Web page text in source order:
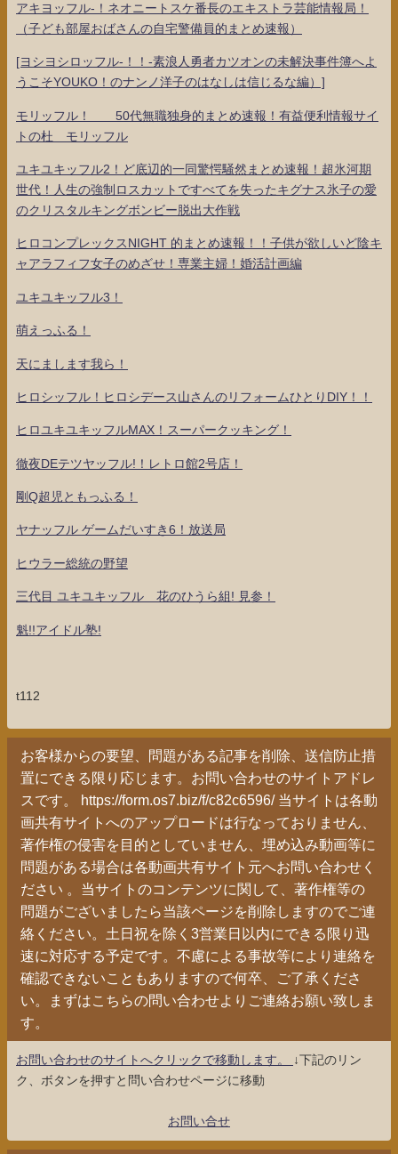
アキヨッフル-！ネオニートスケ番長のエキストラ芸能情報局！
（子ども部屋おばさんの自宅警備員的まとめ速報）
[ヨシヨシロッフル-！！-素浪人勇者カツオンの未解決事件簿へよ
うこそYOUKO！のナンノ洋子のはなしは信じるな編）]
モリッフル！ 50代無職独身的まとめ速報！有益便利情報サイ
トの杜 モリッフル
ユキユキッフル2！ど底辺的一同驚愕騒然まとめ速報！超氷河期
世代！人生の強制ロスカットですべてを失ったキグナス氷子の愛
のクリスタルキングボンビー脱出大作戦
ヒロコンプレックスNIGHT 的まとめ速報！！子供が欲しいど陰キ
ャアラフィフ女子のめざせ！専業主婦！婚活計画編
ユキユキッフル3！
萌えっふる！
天にまします我ら！
ヒロシッフル！ヒロシデース山さんのリフォームひとりDIY！！
ヒロユキユキッフルMAX！スーパークッキング！
徹夜DEテツヤッフル!！レトロ館2号店！
剛Q超児ともっふる！
ヤナッフル ゲームだいすき6！放送局
ヒウラー総統の野望
三代目 ユキユキッフル 花のひうら組! 見参！
魁!!アイドル塾!
t112
お客様からの要望、問題がある記事を削除、送信防止措
置にできる限り応じます。お問い合わせのサイトアドレ
スです。 https://form.os7.biz/f/c82c6596/ 当サイトは各動
画共有サイトへのアップロードは行なっておりません、
著作権の侵害を目的としていません、埋め込み動画等に
問題がある場合は各動画共有サイト元へお問い合わせく
ださい 。当サイトのコンテンツに関して、著作権等の
問題がございましたら当該ページを削除しますのでご連
絡ください。土日祝を除く3営業日以内にできる限り迅
速に対応する予定です。不慮による事故等により連絡を
確認できないこともありますので何卒、ご了承くださ
い。まずはこちらの問い合わせよりご連絡お願い致しま
す。
お問い合わせのサイトへクリックで移動します。
↓下記のリン
ク、ボタンを押すと問い合わせページに移動
お問い合せ